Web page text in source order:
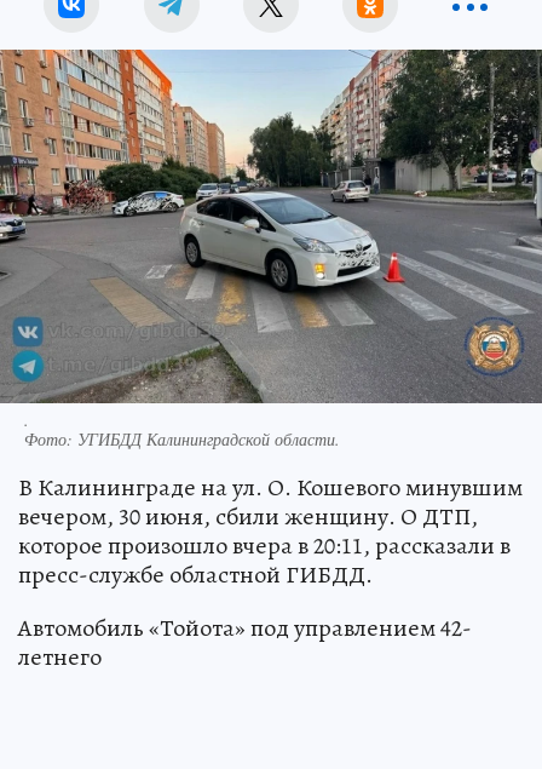
.
Фото: УГИБДД Калининградской области.
В Калининграде на ул. О. Кошевого минувшим
вечером, 30 июня, сбили женщину. О ДТП,
которое произошло вчера в 20:11, рассказали в
пресс-службе областной ГИБДД.
Автомобиль «Тойота» под управлением 42-
летнего